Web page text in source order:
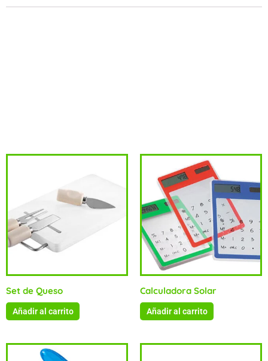
Set de Queso
Añadir al carrito
Calculadora Solar
Añadir al carrito